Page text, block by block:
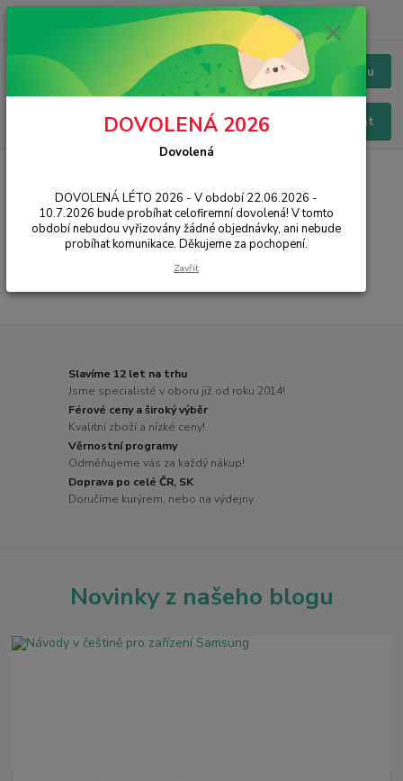
Menu
Hledat
Chat / Online podpora - 24/7
iPhone SE
Slavíme 12 let na trhu
Jsme specialisté v oboru již od roku 2014!
Férové ceny a široký výběr
Kvalitní zboží a nízké ceny!
Věrnostní programy
Odměňujeme vás za každý nákup!
Doprava po celé ČR, SK
Doručíme kurýrem, nebo na výdejny
Novinky z našeho blogu
DOVOLENÁ 2026
Dovolená
DOVOLENÁ LÉTO 2026 - V období 22.06.2026 -
10.7.2026 bude probíhat celofiremní dovolená! V tomto
období nebudou vyřizovány žádné objednávky, ani nebude
probíhat komunikace. Děkujeme za pochopení.
Zavřít